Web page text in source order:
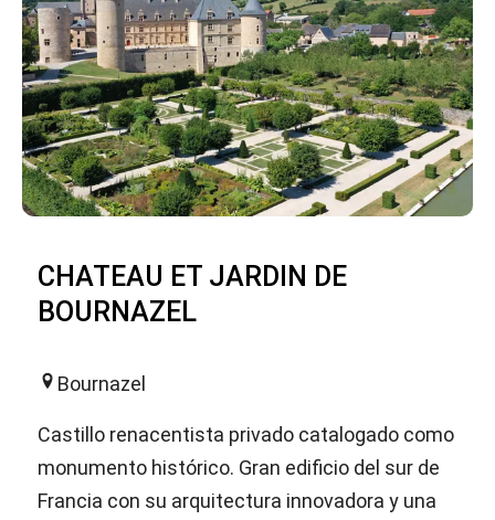
CHATEAU ET JARDIN DE
BOURNAZEL
Bournazel
Castillo renacentista privado catalogado como
monumento histórico. Gran edificio del sur de
Francia con su arquitectura innovadora y una